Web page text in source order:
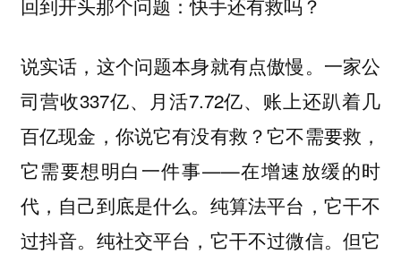
回到开头那个问题：快手还有救吗？
说实话，这个问题本身就有点傲慢。一家公
司营收337亿、月活7.72亿、账上还趴着几
百亿现金，你说它有没有救？它不需要救，
它需要想明白一件事——在增速放缓的时
代，自己到底是什么。纯算法平台，它干不
过抖音。纯社交平台，它干不过微信。但它